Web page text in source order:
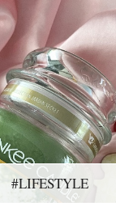
#LIFESTYLE